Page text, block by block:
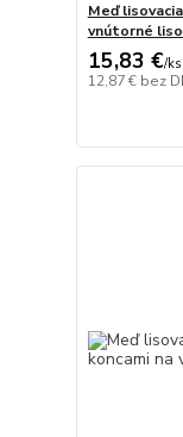
Meď
vnútorné
15,83 €/ks
12,87 € bez